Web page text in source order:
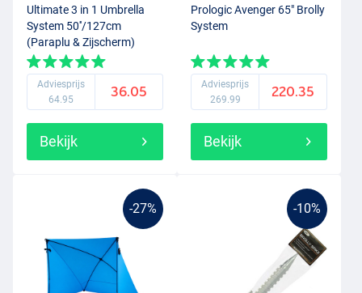
Ultimate 3 in 1 Umbrella
System 50''/127cm
(Paraplu & Zijscherm)
Adviesprijs
64.95
36.05
Bekijk
Prologic Avenger 65" Brolly
System
Adviesprijs
269.99
220.35
Bekijk
-27% -10%